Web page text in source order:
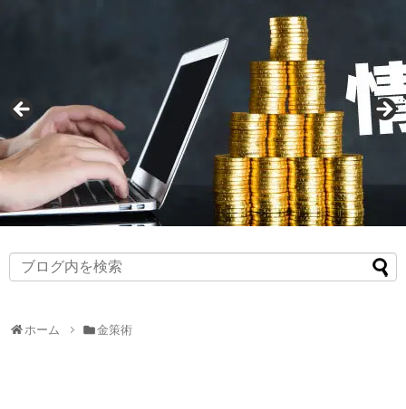
ホーム 金策術